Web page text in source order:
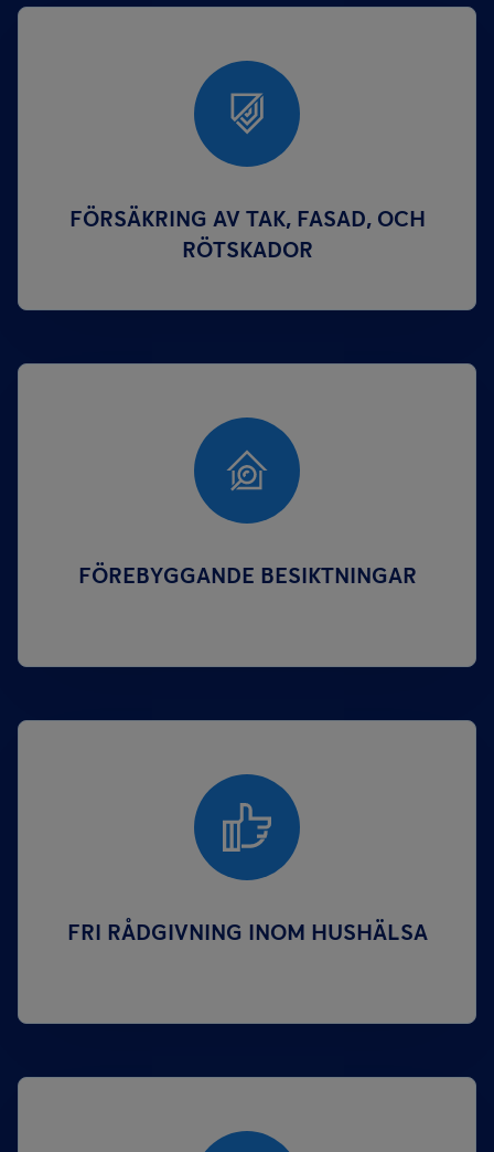
FÖRSÄKRING AV TAK, FASAD, OCH
RÖTSKADOR
FÖREBYGGANDE BESIKTNINGAR
FRI RÅDGIVNING INOM HUSHÄLSA